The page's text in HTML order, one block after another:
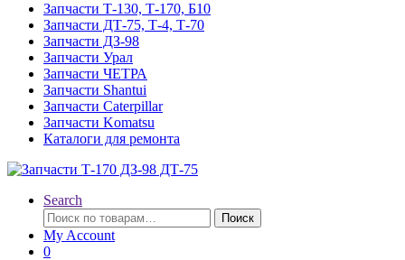
Запчасти Т-130, Т-170, Б10
Запчасти ДТ-75, Т-4, Т-70
Запчасти ДЗ-98
Запчасти Урал
Запчасти ЧЕТРА
Запчасти Shantui
Запчасти Caterpillar
Запчасти Komatsu
Каталоги для ремонта
Search
Искать:
Поиск
My Account
0